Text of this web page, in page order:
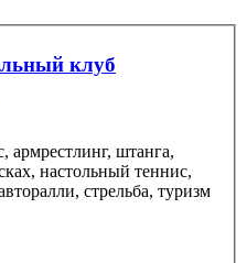
клуб
армрестлинг, штанга,
настольный теннис,
стрельба, туризм